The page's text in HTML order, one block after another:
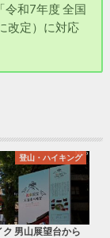
和7年度 全国
改定）に対応
登山・ハイキング
ク 男山展望台から